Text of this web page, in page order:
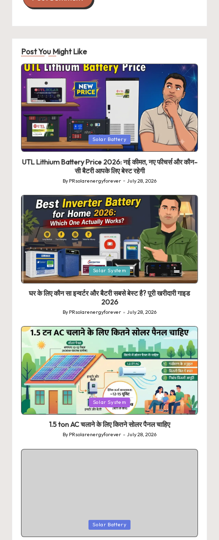
Post You Might Like
Posted
in
Solar Battery
UTL Lithium Battery Price 2026: नई कीमत, नए फीचर्स और कौन-
सी बैटरी आपके लिए बेस्ट रहेगी
Posted
By PRsolarenergyforever July 28, 2026
Posted
in
Solar System
घर के लिए कौन सा इन्वर्टर और बैटरी सबसे बेस्ट है? पूरी खरीदारी गाइड
2026
Posted
by
By PRsolarenergyforever July 28, 2026
Posted
in
Solar System
1.5 ton AC चलाने के लिए कितने सोलर पैनल चाहिए
Posted
By PRsolarenergyforever July 28, 2026
Solar Battery